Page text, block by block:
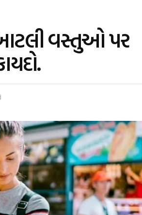
આટલી વસ્તુઓ પર